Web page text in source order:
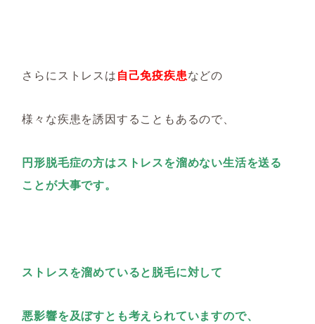
さらにストレスは自己免疫疾患などの
様々な疾患を誘因することもあるので、
円形脱毛症の方はストレスを溜めない生活を送る
ことが大事です。
ストレスを溜めていると脱毛に対して
悪影響を及ぼすとも考えられていますので、